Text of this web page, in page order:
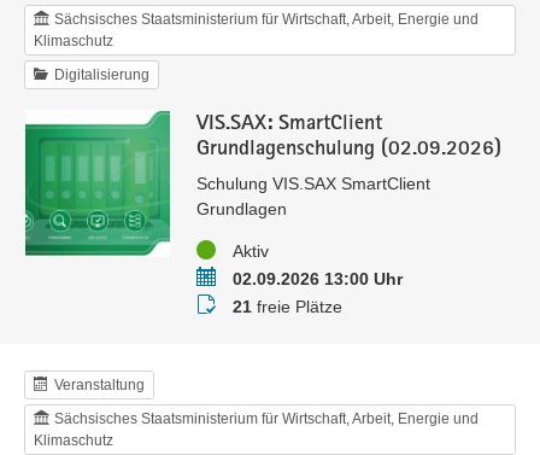
Sächsisches Staatsministerium für Wirtschaft, Arbeit, Energie und
Klimaschutz
Digitalisierung
VIS.SAX: SmartClient
Grundlagenschulung (02.09.2026)
Schulung VIS.SAX SmartClient
Grundlagen
StatusAktiv
Termin02.09.2026 13:00 Uhr
Buchungsstatus
21freie Plätze
Veranstaltung
Sächsisches Staatsministerium für Wirtschaft, Arbeit, Energie und
Klimaschutz